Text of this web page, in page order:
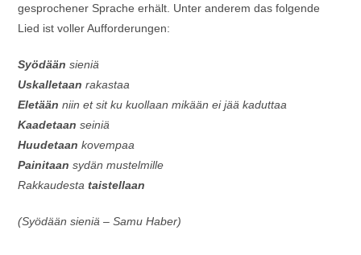
gesprochener Sprache erhält. Unter anderem das folgende
Lied ist voller Aufforderungen:
Syödään sieniä
Uskalletaan rakastaa
Eletään niin et sit ku kuollaan mikään ei jää kaduttaa
Kaadetaan seiniä
Huudetaan kovempaa
Painitaan sydän mustelmille
Rakkaudestataistellaan
(Syödään sieniä – Samu Haber)